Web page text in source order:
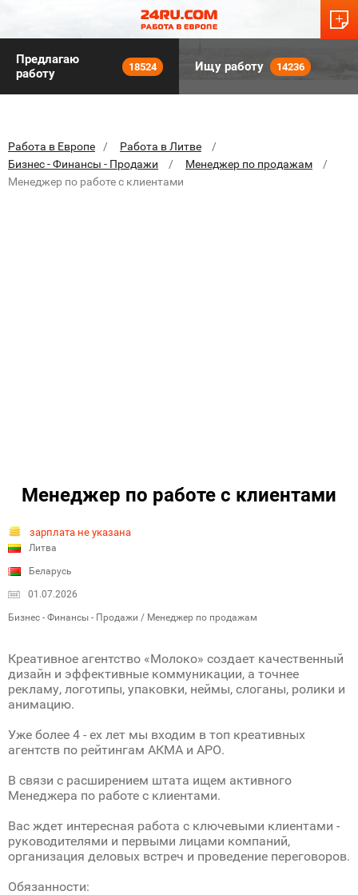
Предлагаю
работу
18524 Ищу работу 14236
Работа в Европе
Работа в Литве
Бизнес - Финансы - Продажи
Менеджер по продажам
Менеджер по работе с клиентами
Менеджер по работе с клиентами
зарплата не указана
Литва
Беларусь
01.07.2026
Бизнес - Финансы - Продажи / Менеджер по продажам
Креативное агентство «Молоко» создает качественный
дизайн и эффективные коммуникации, а точнее
рекламу, логотипы, упаковки, неймы, слоганы, ролики и
анимацию.
Уже более 4 - ех лет мы входим в топ креативных
агентств по рейтингам АКМА и АРО.
В связи с расширением штата ищем активного
Менеджера по работе с клиентами.
Вас ждет интересная работа с ключевыми клиентами -
руководителями и первыми лицами компаний,
организация деловых встреч и проведение переговоров.
Обязанности: